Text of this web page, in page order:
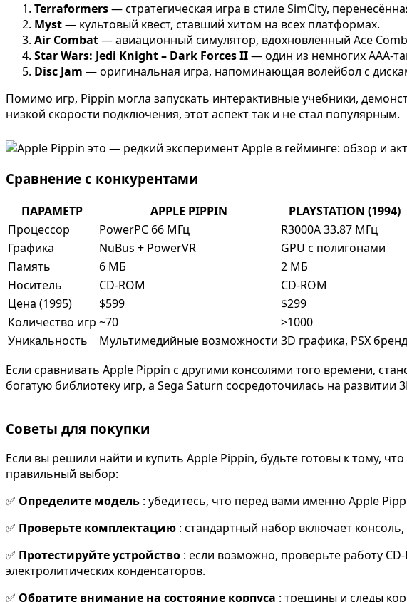
Terraformers— стратегическая игра в стиле SimCity,
Myst— культовый квест, ставший хитом на всех платформах.
Air Combat— авиационный симулятор, вдохновлённый Ace
Star Wars: Jedi Knight – Dark Forces II— один из немногих AAA-
Disc Jam — оригинальная игра, напоминающая волейбол с
Помимо игр, Pippin могла запускать интерактивные учебники,
низкой скорости подключения, этот аспект так и не стал популярным.
Сравнение с конкурентами
ПАРАМЕТР APPLE PIPPIN PLAYSTATION (1994)
Процессор
PowerPC 66 МГц R3000A 33.87 МГц
Графика
NuBus + PowerVR GPU с полигонами
Память
6 МБ 2 МБ
Носитель
CD-ROM CD-ROM
Цена (1995)
$599 $299
Количество игр ~70 >1000
Уникальность
Мультимедийные возможности 3D графика, PSX бренд
Если сравнивать Apple Pippin с другими консолями того времени,
богатую библиотеку игр, а Sega Saturn сосредоточилась на
Советы для покупки
Если вы решили найти и купить Apple Pippin, будьте готовы к тому,
правильный выбор:
✅ Определите модель : убедитесь, что перед вами именно Apple
✅ Проверьте комплектацию : стандартный набор включает
✅ Протестируйте устройство : если возможно, проверьте работу
электролитических конденсаторов.
✅ Обратите внимание на состояние корпуса : трещины и следы